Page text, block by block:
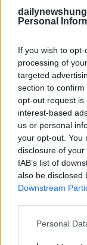
Personal
If you wish to
processing of
targeted
section to
opt-out request is
interest-based
us or personal
your opt-out. You
disclosure of
IAB’s list of
also be disclosed
Downstream
Please note that
Personal
Der “Tempo-Effekt”
Verbesserung war
Effekt”
Phänomen, dass
dass das
sich die Gesamtzahl
entschieden,
Dies kann dazu
verbessern, um dann
gehen davon aus,
etwa 1,3 nicht mehr
handelt, sondern um
Mehr als eine
Die demographische